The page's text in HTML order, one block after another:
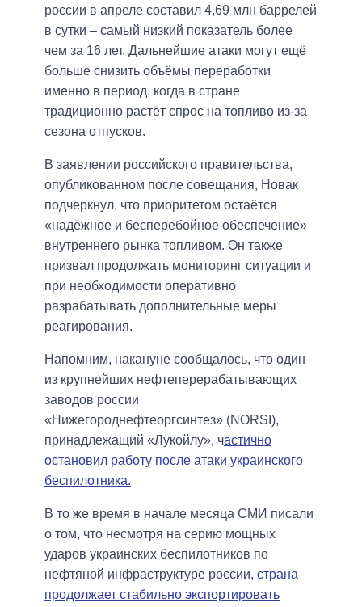
россии в апреле составил 4,69 млн баррелей
в сутки – самый низкий показатель более
чем за 16 лет. Дальнейшие атаки могут ещё
больше снизить объёмы переработки
именно в период, когда в стране
традиционно растёт спрос на топливо из-за
сезона отпусков.
В заявлении российского правительства,
опубликованном после совещания, Новак
подчеркнул, что приоритетом остаётся
«надёжное и бесперебойное обеспечение»
внутреннего рынка топливом. Он также
призвал продолжать мониторинг ситуации и
при необходимости оперативно
разрабатывать дополнительные меры
реагирования.
Напомним, накануне сообщалось, что один
из крупнейших нефтеперерабатывающих
заводов россии
«Нижегороднефтеоргсинтез» (NORSI),
принадлежащий «Лукойлу», частично
остановил работу после атаки украинского
беспилотника.
В то же время в начале месяца СМИ писали
о том, что несмотря на серию мощных
ударов украинских беспилотников по
нефтяной инфраструктуре россии, страна
продолжает стабильно экспортировать